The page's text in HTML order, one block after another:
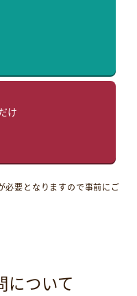
け
必要となりますので事前にご
について